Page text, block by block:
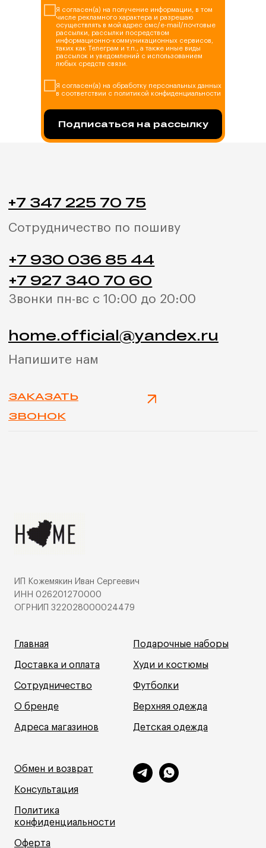
Я согласен(а) на получение информации, в том
числе рекламного характера и разрешаю
осуществлять в мой адрес смс/e-mail/почтовые
рассылки, рассылки посредством
информационно-коммуникационных сервисов,
таких как Телеграм и т.п., а также иные виды
рассылок и уведомлений с использованием
любых средств связи.
Я согласен(а) на обработку персональных данных
в соответствии с политикой конфиденциальности
Подписаться на рассылку
+7 347 225 70 75
Сотрудничество по пошиву
ЗАКАЗАТЬ
+7 930 036 85 44
+7 927 340 70 60
ИП Кожемякин Иван Сергеевич
ИНН 026201270000
ОГРНИП 322028000024479
Главная
Доставка и оплата
Сотрудничество
О бренде
Адреса магазинов
Подарочные наборы
Худи и костюмы
Футболки
Верхняя одежда
Детская одежда
Обмен и возврат
Консультация
Политика
конфиденциальности
Оферта